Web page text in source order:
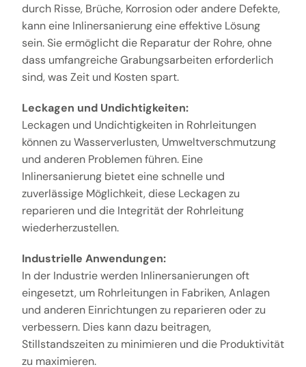
durch Risse, Brüche, Korrosion oder andere Defekte,
kann eine Inlinersanierung eine effektive Lösung
sein. Sie ermöglicht die Reparatur der Rohre, ohne
dass umfangreiche Grabungsarbeiten erforderlich
sind, was Zeit und Kosten spart.
Leckagen und Undichtigkeiten:
Leckagen und Undichtigkeiten in Rohrleitungen
können zu Wasserverlusten, Umweltverschmutzung
und anderen Problemen führen. Eine
Inlinersanierung bietet eine schnelle und
zuverlässige Möglichkeit, diese Leckagen zu
reparieren und die Integrität der Rohrleitung
wiederherzustellen.
Industrielle Anwendungen:
In der Industrie werden Inlinersanierungen oft
eingesetzt, um Rohrleitungen in Fabriken, Anlagen
und anderen Einrichtungen zu reparieren oder zu
verbessern. Dies kann dazu beitragen,
Stillstandszeiten zu minimieren und die Produktivität
zu maximieren.